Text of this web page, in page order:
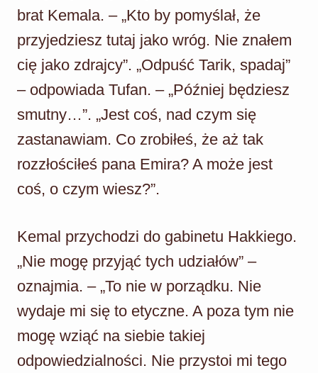
brat Kemala. – „Kto by pomyślał, że
przyjedziesz tutaj jako wróg. Nie znałem
cię jako zdrajcy”. „Odpuść Tarik, spadaj”
– odpowiada Tufan. – „Później będziesz
smutny…”. „Jest coś, nad czym się
zastanawiam. Co zrobiłeś, że aż tak
rozzłościłeś pana Emira? A może jest
coś, o czym wiesz?”.
Kemal przychodzi do gabinetu Hakkiego.
„Nie mogę przyjąć tych udziałów” –
oznajmia. – „To nie w porządku. Nie
wydaje mi się to etyczne. A poza tym nie
mogę wziąć na siebie takiej
odpowiedzialności. Nie przystoi mi tego